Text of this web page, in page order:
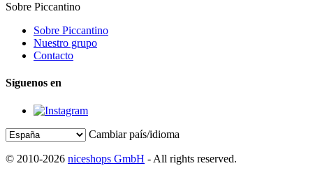
Sobre Piccantino
Sobre Piccantino
Nuestro grupo
Contacto
Síguenos en
Cambiar país/idioma
© 2010-2026 niceshops GmbH - All rights reserved.